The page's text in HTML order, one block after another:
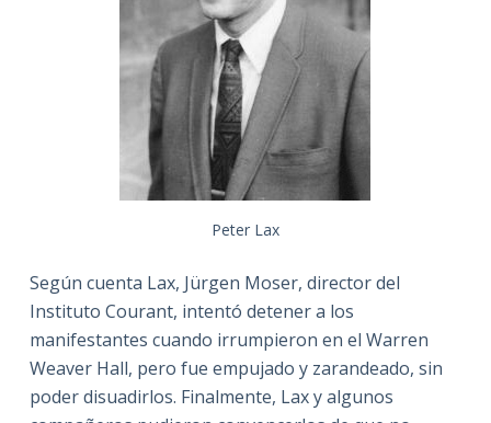
Peter Lax
Según cuenta Lax, Jürgen Moser, director del
Instituto Courant, intentó detener a los
manifestantes cuando irrumpieron en el Warren
Weaver Hall, pero fue empujado y zarandeado, sin
poder disuadirlos. Finalmente, Lax y algunos